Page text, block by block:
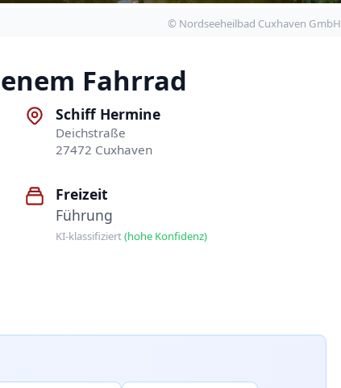
© Nordseeheilbad Cuxhaven GmbH
Fahrrad
Schiff Hermine
Deichstraße
27472 Cuxhaven
Freizeit
Führung
KI-klassifiziert(hohe Konfidenz)